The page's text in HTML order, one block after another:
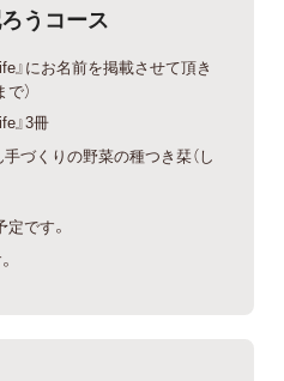
うコース
』にお名前を掲載させて頂き
）
』3冊
づくりの野菜の種つき栞（し
です。